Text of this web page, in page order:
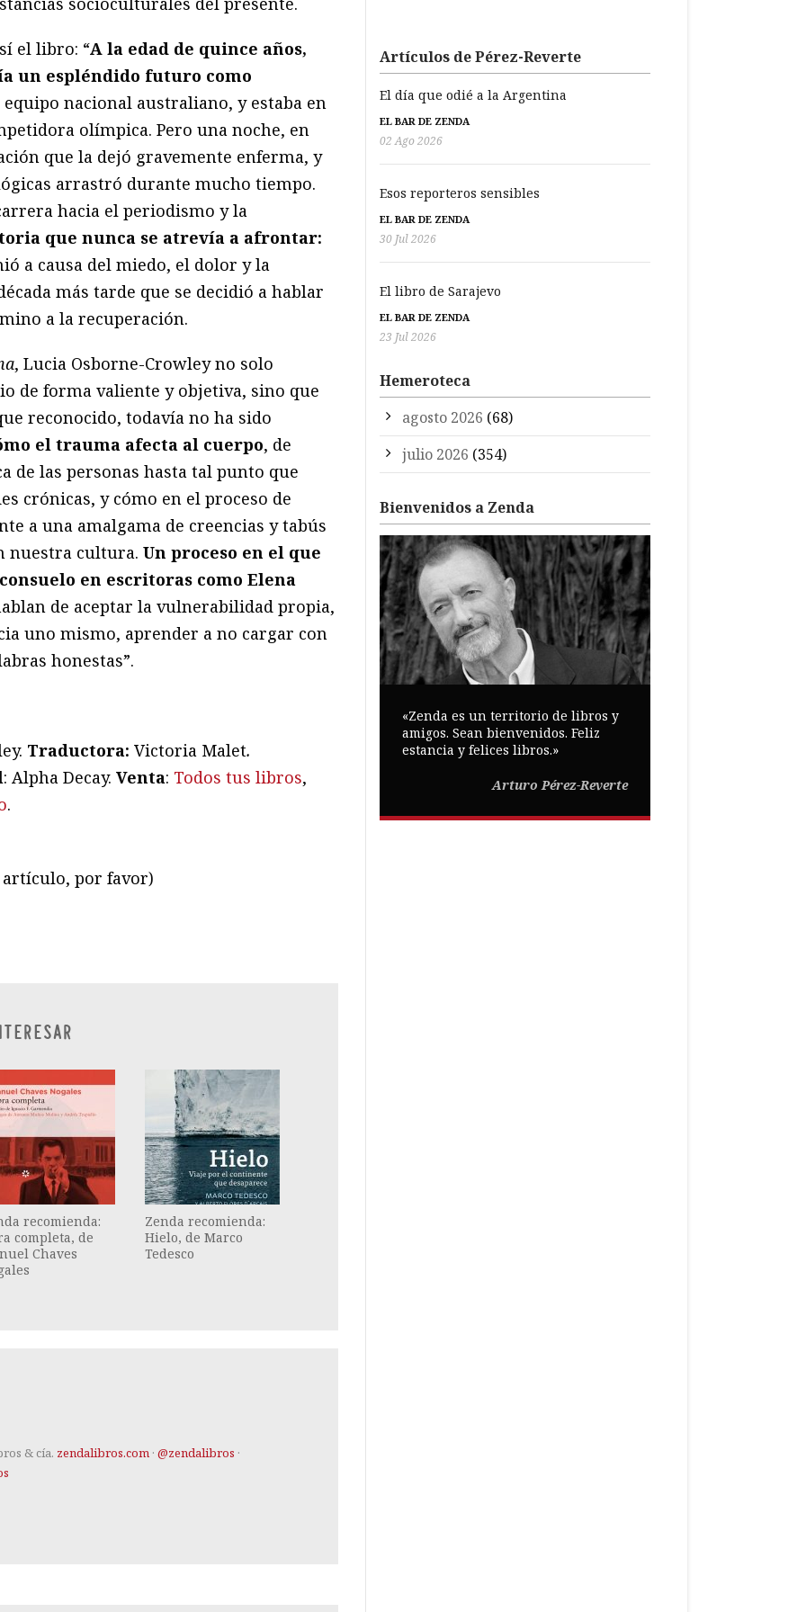
el libro: “A la edad de quince años,
un espléndido futuro como
nacional australiano, y estaba en
olímpica. Pero una noche, en
que la dejó gravemente enferma, y
arrastró durante mucho tiempo.
hacia el periodismo y la
que nunca se atrevía a afrontar:
a causa del miedo, el dolor y la
más tarde que se decidió a hablar
a la recuperación.
, Lucia Osborne-Crowley no solo
de forma valiente y objetiva, sino que
reconocido, todavía no ha sido
el trauma afecta al cuerpo, de
de las personas hasta tal punto que
crónicas, y cómo en el proceso de
a una amalgama de creencias y tabús
nuestra cultura. Un proceso en el que
en escritoras como Elena
de aceptar la vulnerabilidad propia,
uno mismo, aprender a no cargar con
honestas”.
Traductora: Victoria Malet.
: Alpha Decay. Venta: Todos tus libros,
.
artículo, por favor)
recomienda:
completa, de
Chaves
Zenda recomienda:
Hielo, de Marco
Tedesco
& cía. zendalibros.com · @zendalibros ·
Artículos de Pérez-Reverte
El día que odié a la Argentina
EL BAR DE ZENDA
02 Ago 2026
Esos reporteros sensibles
EL BAR DE ZENDA
30 Jul 2026
El libro de Sarajevo
EL BAR DE ZENDA
23 Jul 2026
Hemeroteca
agosto 2026 (68)
julio 2026 (354)
Bienvenidos a Zenda
«Zenda es un territorio de libros y
amigos. Sean bienvenidos. Feliz
estancia y felices libros.»
Arturo Pérez-Reverte